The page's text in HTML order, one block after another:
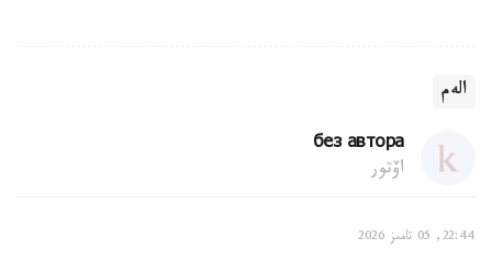
الەم
без автора
اۆتور
22:44, 05 تامىز 2026